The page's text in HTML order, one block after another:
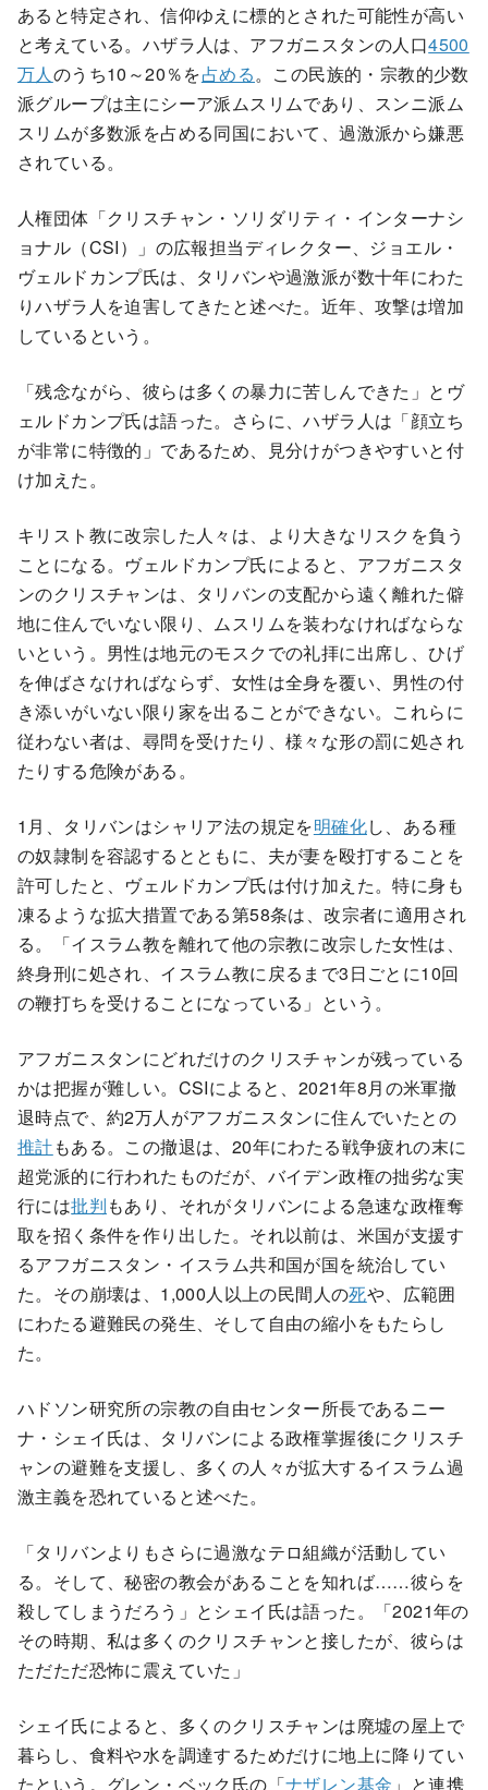
あると特定され、信仰ゆえに標的とされた可能性が高い
と考えている。ハザラ人は、アフガニスタンの人口4500
万人のうち10～20％を占める。この民族的・宗教的少数
派グループは主にシーア派ムスリムであり、スンニ派ム
スリムが多数派を占める同国において、過激派から嫌悪
されている。
人権団体「クリスチャン・ソリダリティ・インターナシ
ョナル（CSI）」の広報担当ディレクター、ジョエル・
ヴェルドカンプ氏は、タリバンや過激派が数十年にわた
りハザラ人を迫害してきたと述べた。近年、攻撃は増加
しているという。
「残念ながら、彼らは多くの暴力に苦しんできた」とヴ
ェルドカンプ氏は語った。さらに、ハザラ人は「顔立ち
が非常に特徴的」であるため、見分けがつきやすいと付
け加えた。
キリスト教に改宗した人々は、より大きなリスクを負う
ことになる。ヴェルドカンプ氏によると、アフガニスタ
ンのクリスチャンは、タリバンの支配から遠く離れた僻
地に住んでいない限り、ムスリムを装わなければならな
いという。男性は地元のモスクでの礼拝に出席し、ひげ
を伸ばさなければならず、女性は全身を覆い、男性の付
き添いがいない限り家を出ることができない。これらに
従わない者は、尋問を受けたり、様々な形の罰に処され
たりする危険がある。
1月、タリバンはシャリア法の規定を明確化し、ある種
の奴隷制を容認するとともに、夫が妻を殴打することを
許可したと、ヴェルドカンプ氏は付け加えた。特に身も
凍るような拡大措置である第58条は、改宗者に適用され
る。「イスラム教を離れて他の宗教に改宗した女性は、
終身刑に処され、イスラム教に戻るまで3日ごとに10回
の鞭打ちを受けることになっている」という。
アフガニスタンにどれだけのクリスチャンが残っている
かは把握が難しい。CSIによると、2021年8月の米軍撤
退時点で、約2万人がアフガニスタンに住んでいたとの
推計もある。この撤退は、20年にわたる戦争疲れの末に
超党派的に行われたものだが、バイデン政権の拙劣な実
行には批判もあり、それがタリバンによる急速な政権奪
取を招く条件を作り出した。それ以前は、米国が支援す
るアフガニスタン・イスラム共和国が国を統治してい
た。その崩壊は、1,000人以上の民間人の死や、広範囲
にわたる避難民の発生、そして自由の縮小をもたらし
た。
ハドソン研究所の宗教の自由センター所長であるニー
ナ・シェイ氏は、タリバンによる政権掌握後にクリスチ
ャンの避難を支援し、多くの人々が拡大するイスラム過
激主義を恐れていると述べた。
「タリバンよりもさらに過激なテロ組織が活動してい
る。そして、秘密の教会があることを知れば……彼らを
殺してしまうだろう」とシェイ氏は語った。「2021年の
その時期、私は多くのクリスチャンと接したが、彼らは
ただただ恐怖に震えていた」
シェイ氏によると、多くのクリスチャンは廃墟の屋上で
暮らし、食料や水を調達するためだけに地上に降りてい
たという。グレン・ベック氏の「ナザレン基金 」と連携